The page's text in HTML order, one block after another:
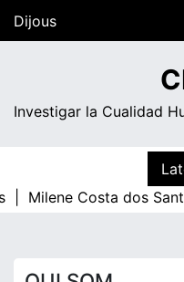
Dijous
Investigar la Cualidad
|
Milene Costa dos